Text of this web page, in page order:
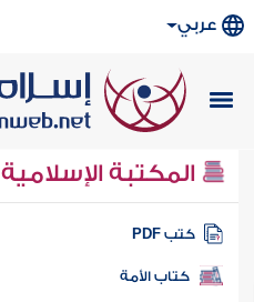
عربي
المكتبة الإسلامية
كتب PDF